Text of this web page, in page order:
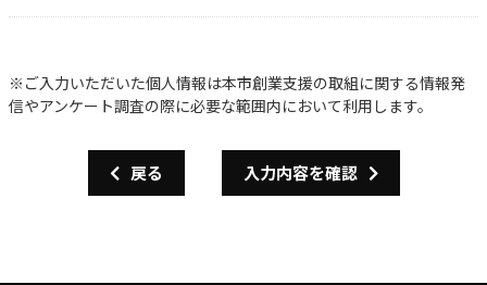
※ご入力いただいた個人情報は本市創業支援の取組に関する情報発
信やアンケート調査の際に必要な範囲内において利用します。
戻る 入力内容を確認